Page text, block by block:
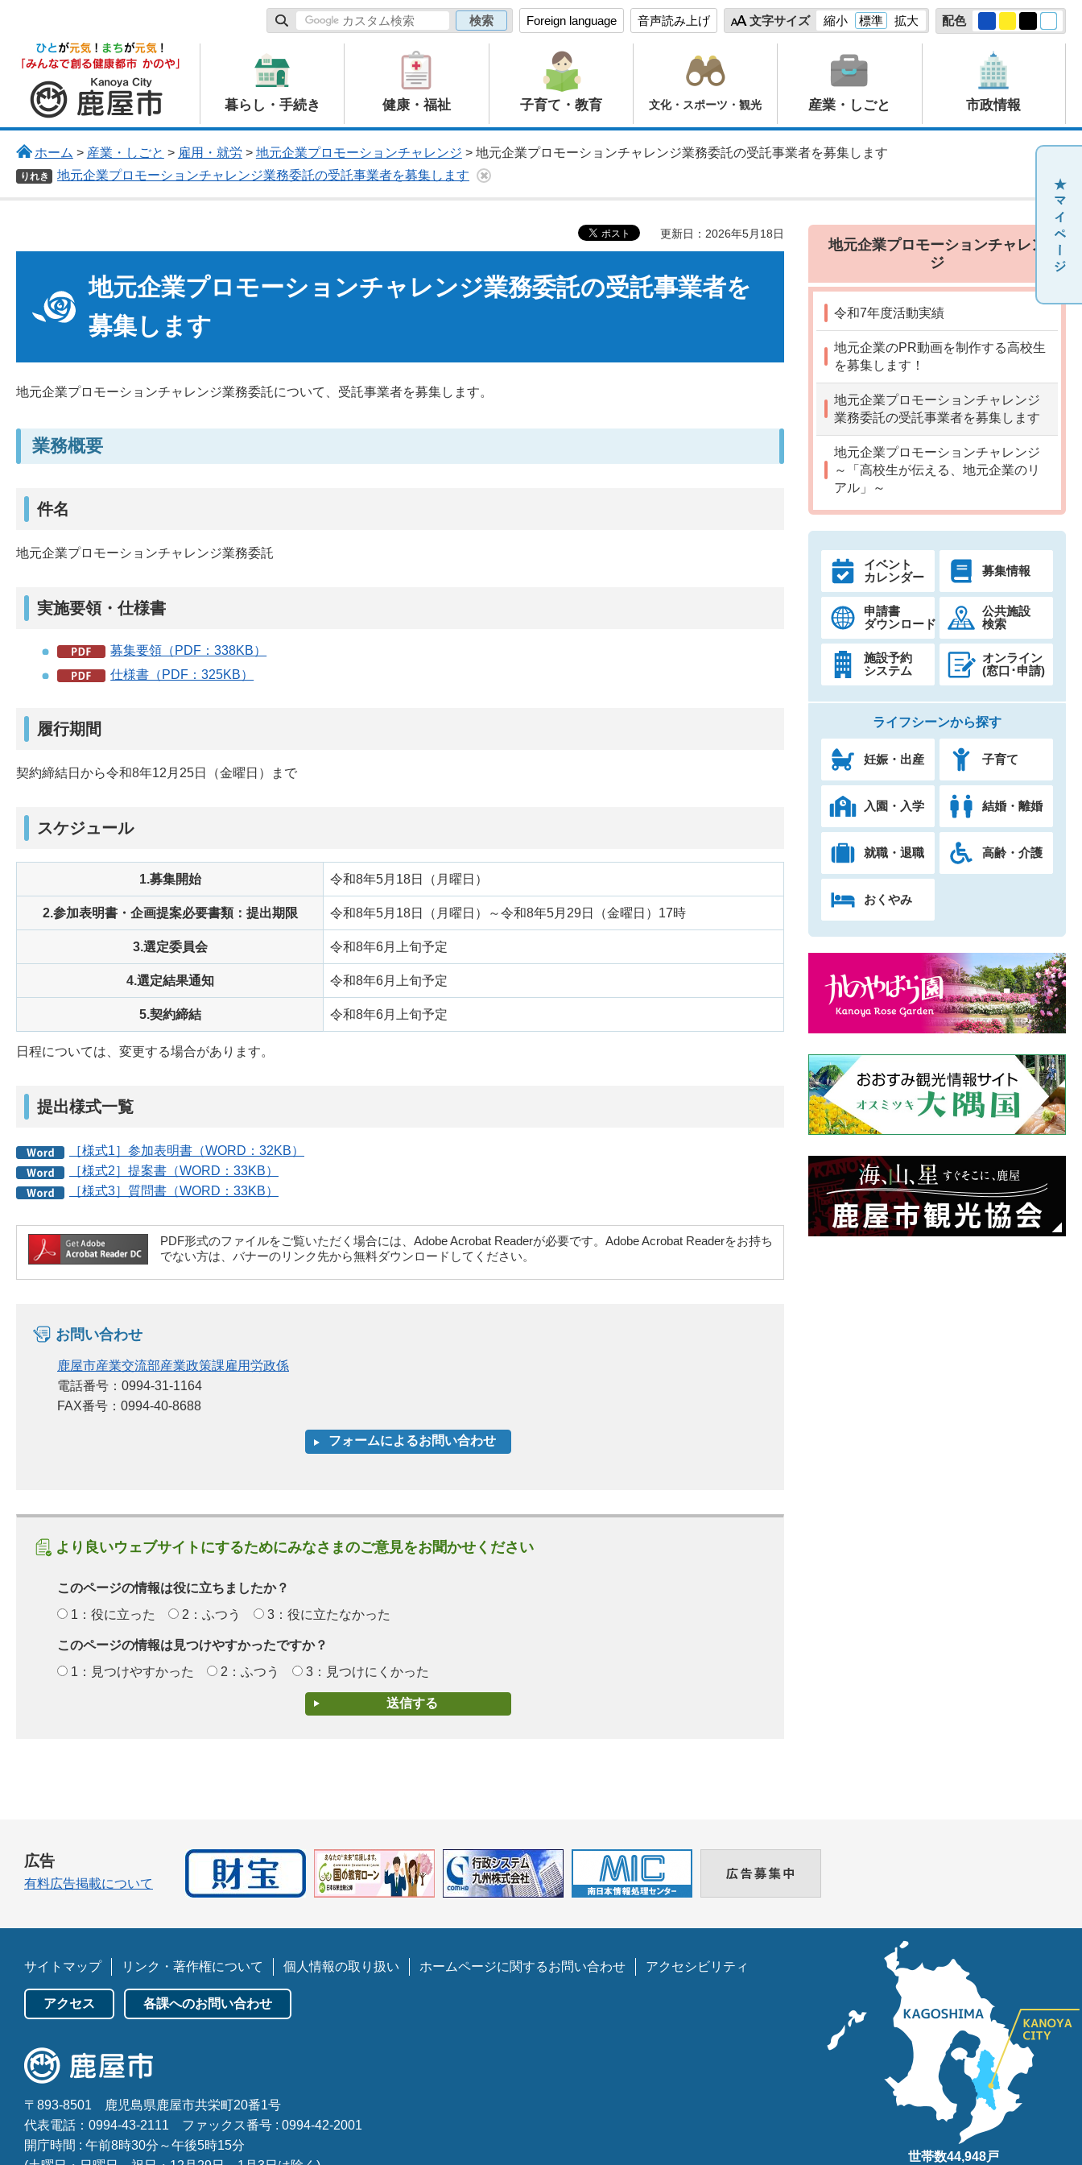
Foreign language 音声読み上げ 文字サイズ 縮小 標準 拡大 配色
鹿屋市
暮らし・手続き 健康・福祉 子育て・教育 文化・スポーツ・観光 産業・しごと 市政情報
ホーム > 産業・しごと > 雇用・就労 > 地元企業プロモーションチャレンジ > 地元企業プロモーションチャレンジ業務委託の受託事業者を募集します
りれき 地元企業プロモーションチャレンジ業務委託の受託事業者を募集します
更新日：2026年5月18日
地元企業プロモーションチャレンジ業務委託の受託事業者を
募集します
地元企業プロモーションチャレンジ業務委託について、受託事業者を募集します。
業務概要
件名
地元企業プロモーションチャレンジ業務委託
実施要領・仕様書
募集要領（PDF：338KB）
仕様書（PDF：325KB）
履行期間
契約締結日から令和8年12月25日（金曜日）まで
スケジュール
1.募集開始 令和8年5月18日（月曜日）
2.参加表明書・企画提案必要書類：提出期限 令和8年5月18日（月曜日）～令和8年5月29日（金曜日）17時
3.選定委員会 令和8年6月上旬予定
4.選定結果通知 令和8年6月上旬予定
5.契約締結 令和8年6月上旬予定
日程については、変更する場合があります。
提出様式一覧
［様式1］参加表明書（WORD：32KB）
［様式2］提案書（WORD：33KB）
［様式3］質問書（WORD：33KB）
PDF形式のファイルをご覧いただく場合には、Adobe Acrobat Readerが必要です。Adobe Acrobat Readerをお持ち
でない方は、バナーのリンク先から無料ダウンロードしてください。
お問い合わせ
鹿屋市産業交流部産業政策課雇用労政係
電話番号：0994-31-1164
FAX番号：0994-40-8688
より良いウェブサイトにするためにみなさまのご意見をお聞かせください
このページの情報は役に立ちましたか？
1：役に立った
2：ふつう 3：役に立たなかった
このページの情報は見つけやすかったですか？
1：見つけやすかった
2：ふつう 3：見つけにくかった
地元企業プロモーションチャレン
ジ
令和7年度活動実績
地元企業のPR動画を制作する高校生
を募集します！
地元企業プロモーションチャレンジ
業務委託の受託事業者を募集します
地元企業プロモーションチャレンジ
～「高校生が伝える、地元企業のリ
アル」～
イベント
カレンダー
募集情報
申請書
ダウンロード
公共施設
検索
施設予約
システム
オンライン
(窓口･申請)
ライフシーンから探す
妊娠・出産 子育て
入園・入学 結婚・離婚
就職・退職 高齢・介護
おくやみ
広告
有料広告掲載について
サイトマップ リンク・著作権について 個人情報の取り扱い ホームページに関するお問い合わせ アクセシビリティ
アクセス 各課へのお問い合わせ
〒893-8501
鹿児島県鹿屋市共栄町20番1号
代表電話：0994-43-2111
ファックス番号 : 0994-42-2001
開庁時間 : 午前8時30分～午後5時15分
世帯数44,948戸